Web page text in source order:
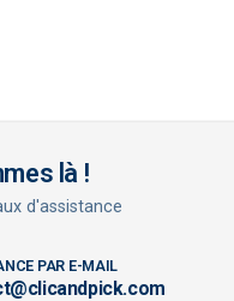
là !
d'assistance
PAR E-MAIL